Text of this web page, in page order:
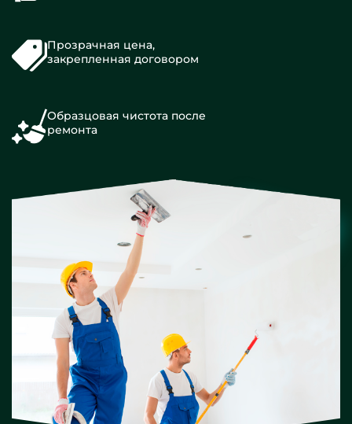
Прозрачная цена,
закрепленная договором
Образцовая чистота после
ремонта